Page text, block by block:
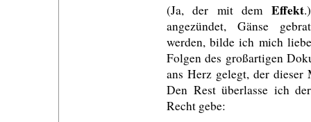
(Ja, der mit dem Effekt
angezündet, Gänse
werden, bilde ich mich
Folgen des großartigen
ans Herz gelegt, der dieser
Den Rest überlasse ich der
Recht gebe: